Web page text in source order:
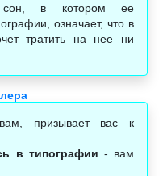
в котором ее
означает, что в
тратить на нее ни
призывает вас к
в типографии - вам